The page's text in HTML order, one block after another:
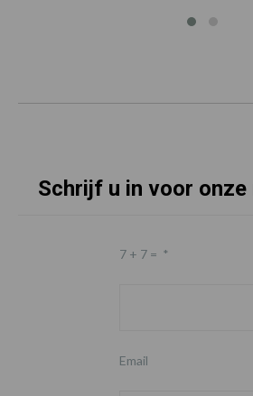
Schrijf u in voor
7 + 7 = *
Email